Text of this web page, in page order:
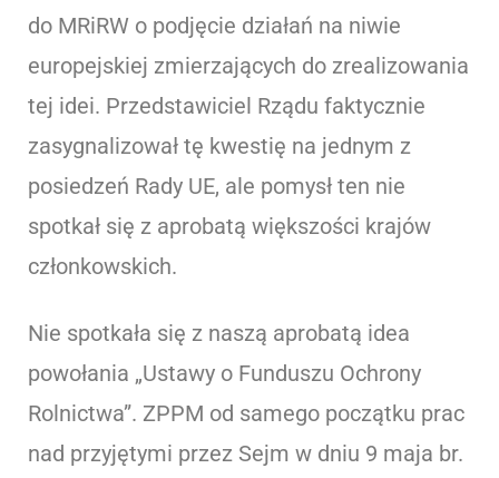
do MRiRW o podjęcie działań na niwie
europejskiej zmierzających do zrealizowania
tej idei. Przedstawiciel Rządu faktycznie
zasygnalizował tę kwestię na jednym z
posiedzeń Rady UE, ale pomysł ten nie
spotkał się z aprobatą większości krajów
członkowskich.
Nie spotkała się z naszą aprobatą idea
powołania „Ustawy o Funduszu Ochrony
Rolnictwa”. ZPPM od samego początku prac
nad przyjętymi przez Sejm w dniu 9 maja br.